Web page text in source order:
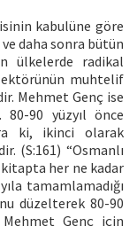
kabulüne göre
daha sonra bütün
ülkelerde radikal
muhtelif
Mehmet Genç ise
90 yüzyıl önce
ki, ikinci olarak
(S:161) “Osmanlı
her ne kadar
tamamlamadığı
düzelterek 80-90
Mehmet Genç için